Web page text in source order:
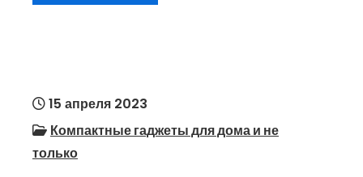
15 апреля 2023
Компактные гаджеты для дома и не
только